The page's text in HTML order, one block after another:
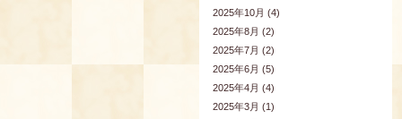
2025年10月 (4)
2025年8月 (2)
2025年7月 (2)
2025年6月 (5)
2025年4月 (4)
2025年3月 (1)